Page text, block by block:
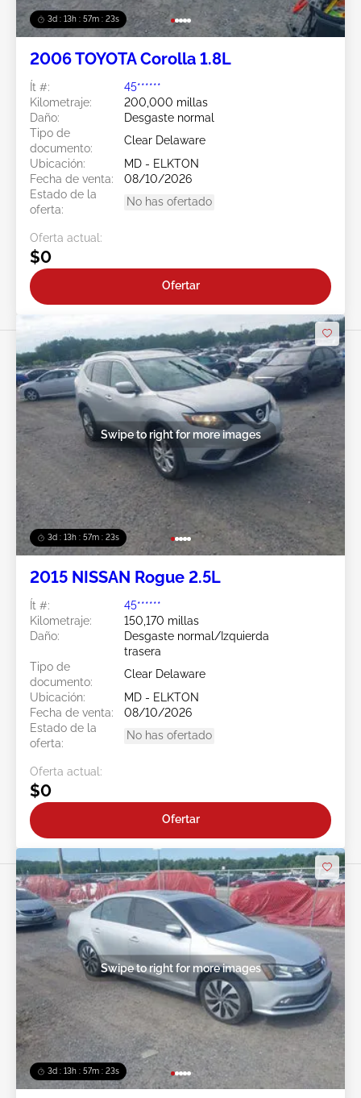
3d : 13h : 57m : 21s
2006 TOYOTA Corolla 1.8L
Ít #:
45******
Kilometraje:
200,000 millas
Daño:
Desgaste normal
Tipo de
documento:
Clear Delaware
Ubicación:
MD - ELKTON
Fecha de venta:
08/10/2026
Estado de la
oferta:
No has ofertado
Oferta actual:
$0
Ofertar
3d : 13h : 57m : 21s
Swipe to right for more images
2015 NISSAN Rogue 2.5L
Ít #:
45******
Kilometraje:
150,170 millas
Daño:
Desgaste normal/Izquierda
trasera
Tipo de
documento:
Clear Delaware
Ubicación:
MD - ELKTON
Fecha de venta:
08/10/2026
Estado de la
oferta:
No has ofertado
Oferta actual:
$0
Ofertar
3d : 13h : 57m : 21s
Swipe to right for more images